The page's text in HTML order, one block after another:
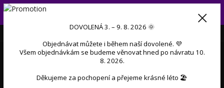
Od 3. do 9. 8. 2026 budeme mít dovolenou 💜 Objednávky přijaté
během dovolené začneme postupně zpracovávat po návratu 💜
DOVOLENÁ 3. – 9. 8. 2026 🌞
Objednávat můžete i během naší dovolené. 💜
Všem objednávkám se budeme věnovat hned po návratu 10.
8. 2026.
Děkujeme za pochopení a přejeme krásné léto 🏖️